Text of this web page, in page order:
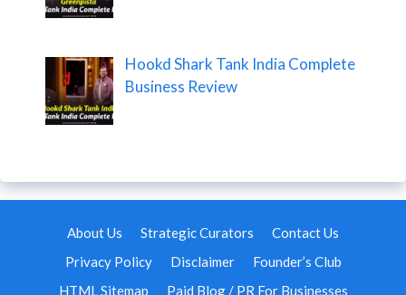
Hookd Shark Tank India Complete
Business Review
About Us Strategic Curators
Contact Us
Privacy Policy
Disclaimer
Founder’s Club
HTML Sitemap
Paid Blog / PR For Businesses